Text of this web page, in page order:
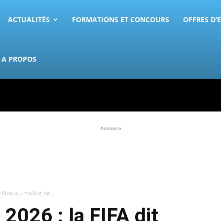
ACTUALITÉS FORMATIONS ET CONCOURS OFFRES
A PROPOS
Annonce
Non au maillot de...
: la FIFA dit